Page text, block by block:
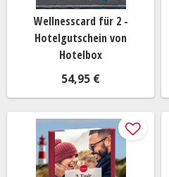
Wellnesscard für 2 -
Hotelgutschein von
Hotelbox
54,95 €